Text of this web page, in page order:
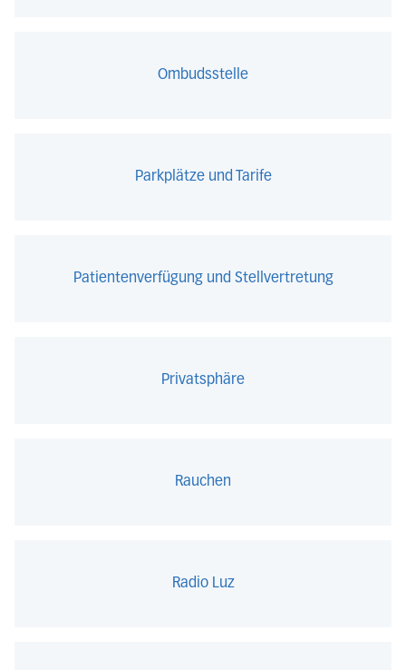
Ombudsstelle
Parkplätze und Tarife
Patientenverfügung und Stellvertretung
Privatsphäre
Rauchen
Radio Luz